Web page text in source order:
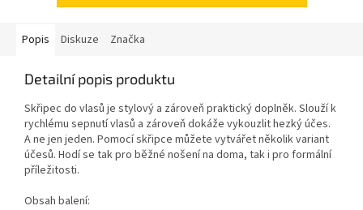
Popis Diskuze Značka
Detailní popis produktu
Skřipec do vlasů je stylový a zároveň praktický doplněk. Slouží k
rychlému sepnutí vlasů a zároveň dokáže vykouzlit hezký účes.
A ne jen jeden. Pomocí skřipce můžete vytvářet několik variant
účesů. Hodí se tak pro běžné nošení na doma, tak i pro formální
příležitosti.
Obsah balení: